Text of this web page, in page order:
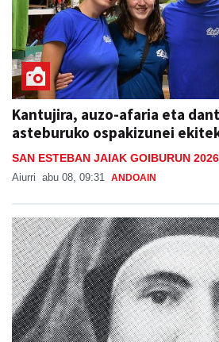
Kantujira, auzo-afaria eta
asteburuko ospakizunei
SAN ESTEBAN JAIAK GOIBURUN 2026
Aiurri abu 08, 09:31 ANDOAIN